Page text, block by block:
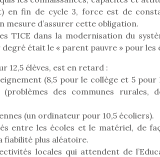
en fin de cycle 3, force est de
mesure d’assurer cette obligation.
TICE dans la modernisation du
était le « parent pauvre » pour les
12,5 élèves, est en retard :
(8,5 pour le collège et 5 pour
des communes rurales,
(un ordinateur pour 10,5 écoliers).
entre les écoles et le matériel, de
fiabilité plus aléatoire.
locales qui attendent de